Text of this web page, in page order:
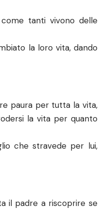
tanti vivono delle
la loro vita, dando
paura per tutta la vita,
la vita per quanto
che stravede per lui,
il padre a riscoprire se